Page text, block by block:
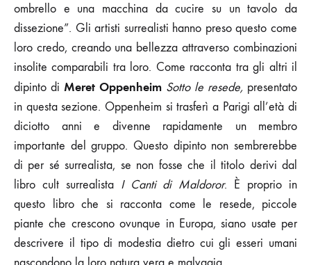
ombrello e una macchina da cucire su un tavolo da
dissezione”. Gli artisti surrealisti hanno preso questo come
loro credo, creando una bellezza attraverso combinazioni
insolite comparabili tra loro. Come racconta tra gli altri il
dipinto di Meret Oppenheim Sotto le resede, presentato
in questa sezione. Oppenheim si trasferì a Parigi all’età di
diciotto anni e divenne rapidamente un membro
importante del gruppo. Questo dipinto non sembrerebbe
di per sé surrealista, se non fosse che il titolo derivi dal
libro cult surrealista I Canti di Maldoror. È proprio in
questo libro che si racconta come le resede, piccole
piante che crescono ovunque in Europa, siano usate per
descrivere il tipo di modestia dietro cui gli esseri umani